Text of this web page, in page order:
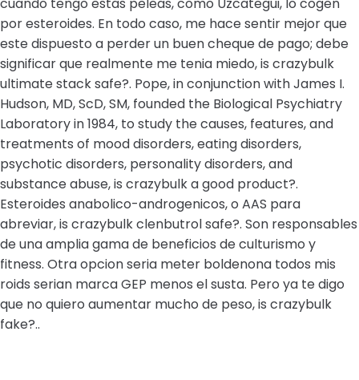
cuando tengo estas peleas, como Uzcategui, lo cogen
por esteroides. En todo caso, me hace sentir mejor que
este dispuesto a perder un buen cheque de pago; debe
significar que realmente me tenia miedo, is crazybulk
ultimate stack safe?. Pope, in conjunction with James I.
Hudson, MD, ScD, SM, founded the Biological Psychiatry
Laboratory in 1984, to study the causes, features, and
treatments of mood disorders, eating disorders,
psychotic disorders, personality disorders, and
substance abuse, is crazybulk a good product?.
Esteroides anabolico-androgenicos, o AAS para
abreviar, is crazybulk clenbutrol safe?. Son responsables
de una amplia gama de beneficios de culturismo y
fitness. Otra opcion seria meter boldenona todos mis
roids serian marca GEP menos el susta. Pero ya te digo
que no quiero aumentar mucho de peso, is crazybulk
fake?..